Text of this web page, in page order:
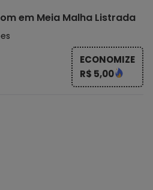
em Meia Malha Listrada
ECONOMIZE
R$ 5,00